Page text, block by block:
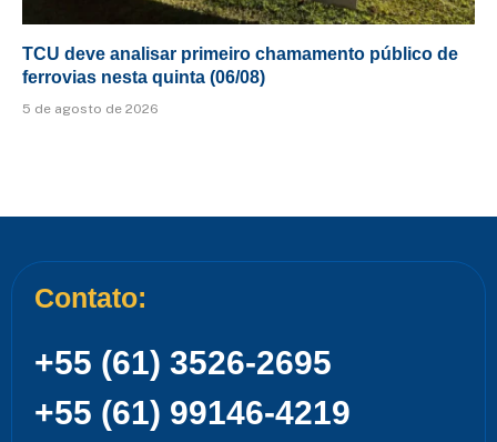
TCU deve analisar primeiro chamamento público de
ferrovias nesta quinta (06/08)
5 de agosto de 2026
Contato:
+55 (61) 3526-2695
+55 (61) 99146-4219